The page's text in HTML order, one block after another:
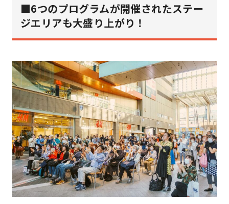
■6つのプログラムが開催されたステー
ジエリアも大盛り上がり！